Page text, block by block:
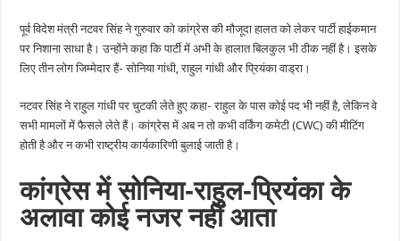
पूर्व विदेश मंत्री नटवर सिंह ने गुरुवार को कांग्रेस की मौजूदा हालत को लेकर पार्टी हाईकमान
पर निशाना साधा है। उन्होंने कहा कि पार्टी में अभी के हालात बिलकुल भी ठीक नहीं है। इसके
लिए तीन लोग जिम्मेदार हैं- सोनिया गांधी, राहुल गांधी और प्रियंका वाड्रा।
नटवर सिंह ने राहुल गांधी पर चुटकी लेते हुए कहा- राहुल के पास कोई पद भी नहीं है, लेकिन वे
सभी मामलों में फैसले लेते हैं। कांग्रेस में अब न तो कभी वर्किंग कमेटी (CWC) की मीटिंग
होती है और न कभी राष्ट्रीय कार्यकारिणी बुलाई जाती है।
कांग्रेस में सोनिया-राहुल-प्रियंका के
अलावा कोई नजर नहीं आता